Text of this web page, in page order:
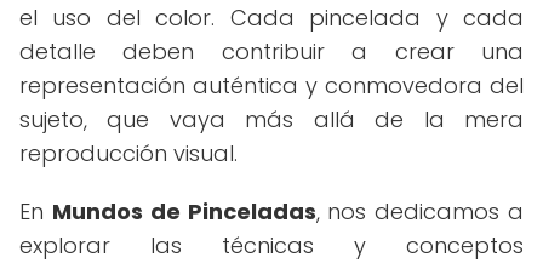
el uso del color. Cada pincelada y cada
detalle deben contribuir a crear una
representación auténtica y conmovedora del
sujeto, que vaya más allá de la mera
reproducción visual.
En Mundos de Pinceladas, nos dedicamos a
explorar las técnicas y conceptos